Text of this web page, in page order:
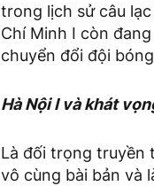
trong lịch sử câu
Chí Minh I còn
chuyển đổi đội
Hà Nội I và khát
Là đối trọng truyền
vô cùng bài bản và